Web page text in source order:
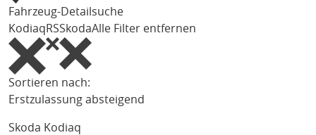
Fahrzeug-Detailsuche
KodiaqRSSkodaAlle Filter entfernen
Sortieren nach:
Erstzulassung absteigend
Skoda Kodiaq